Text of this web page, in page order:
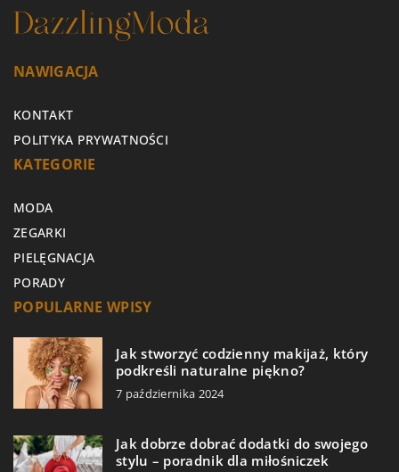
NAWIGACJA
KONTAKT
POLITYKA PRYWATNOŚCI
KATEGORIE
MODA
ZEGARKI
PIELĘGNACJA
PORADY
POPULARNE WPISY
Jak stworzyć codzienny makijaż, który
podkreśli naturalne piękno?
7 października 2024
Jak dobrze dobrać dodatki do swojego
stylu – poradnik dla miłośniczek